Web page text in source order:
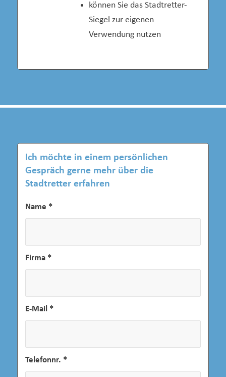
können Sie das Stadtretter-
Siegel zur eigenen
Verwendung nutzen
Ich möchte in einem persönlichen
Gespräch gerne mehr über die
Stadtretter erfahren
Name *
Firma *
E-Mail *
Telefonnr. *